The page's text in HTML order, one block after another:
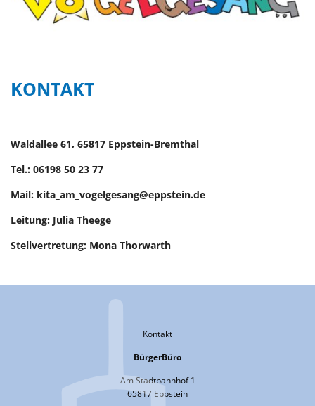
KONTAKT
Waldallee 61, 65817 Eppstein-Bremthal
Tel.: 06198 50 23 77
Mail: kita_am_vogelgesang@eppstein.de
Leitung: Julia Theege
Stellvertretung: Mona Thorwarth
Kontakt
BürgerBüro
Am Stadtbahnhof 1
65817 Eppstein